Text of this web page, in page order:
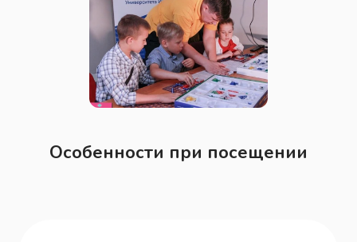
Особенности при посещении